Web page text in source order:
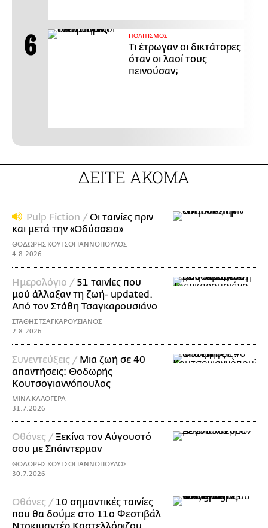
ΠΟΛΙΤΙΣΜΟΣ
Τι έτρωγαν οι δικτάτορες
όταν οι λαοί τους
πεινούσαν;
ΔΕΙΤΕ ΑΚΟΜΑ
Pulp Fiction /Οι ταινίες πριν
και μετά την «Οδύσσεια»
ΘΟΔΩΡΗΣ ΚΟΥΤΣΟΓΙΑΝΝΟΠΟΥΛΟΣ
4.8.2026
Ημερολόγιο / 51 ταινίες που
μού άλλαξαν τη ζωή- updated.
Aπό τον Στάθη Τσαγκαρουσιάνο
ΣΤΑΘΗΣ ΤΣΑΓΚΑΡΟΥΣΙΑΝΟΣ
2.8.2026
Συνεντεύξεις / Μια ζωή σε 40
απαντήσεις: Θοδωρής
Kουτσογιαννόπουλος
ΜΙΝΑ ΚΑΛΟΓΕΡΑ
31.7.2026
Οθόνες / Ξεκίνα τον Αύγουστό
σου με Σπάιντερμαν
ΘΟΔΩΡΗΣ ΚΟΥΤΣΟΓΙΑΝΝΟΠΟΥΛΟΣ
30.7.2026
Οθόνες / 10 σημαντικές ταινίες
που θα δούμε στο 11ο Φεστιβάλ